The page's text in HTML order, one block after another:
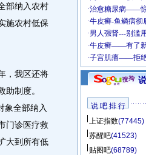
部纳入农村
施农村低保
我区还将
助制度。
象全部纳入
门诊医疗救
大到所有低
说 吧 排 行
上证指数(77445)
苏醒吧(41523)
贴图吧(68789)